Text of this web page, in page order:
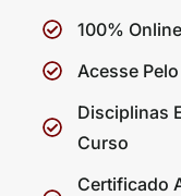
100%
Acesse
Disciplinas
Curso
Certificado